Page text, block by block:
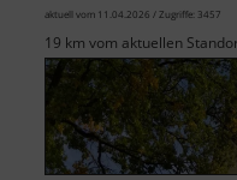
aktuell vom 11.04.2026 / Zugriffe: 3457
19 km vom aktuellen